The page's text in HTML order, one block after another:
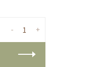
+
-